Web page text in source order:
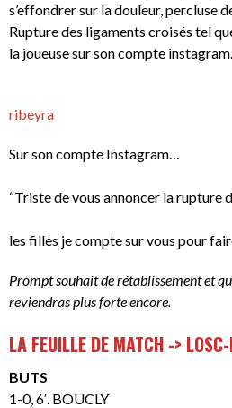
s’effondrer sur la douleur, percluse
Rupture des ligaments croisés tel
la joueuse sur son compte instagram.
ribeyra
Sur son compte Instagram…
“Triste de vous annoncer la rupture
les filles je compte sur vous pour
Prompt souhait de rétablissement et
reviendras plus forte encore.
LA FEUILLE DE MATCH ->
BUTS
1-0, 6′. BOUCLY